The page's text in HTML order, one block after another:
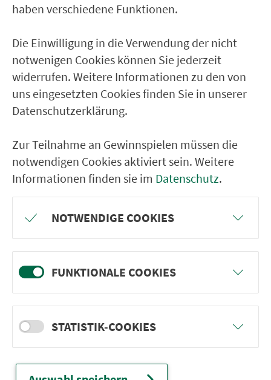
Bayreuth Hbf
Bayreuth Luitpoldplatz
Ver­kehrs­ver­bund Groß­raum
Nürn­berg
ter­neh­men. 1.100 Linien. Eine Fahr­kar­te.
Ver­bin­dungen
Abfahrten
Tickets & Preise
haben verschiedene Funktionen.
Die Einwilligung in die Verwendung der nicht
notwenigen Cookies können Sie jederzeit
widerrufen. Weitere Informationen zu den von
uns eingesetzten Cookies finden Sie in unserer
Datenschutzerklärung.
Zur Teilnahme an Gewinnspielen müssen die
notwendigen Cookies aktiviert sein. Weitere
Informationen finden sie im Datenschutz.
NOTWENDIGE COOKIES
FUNKTIONALE COOKIES
STATISTIK-COOKIES